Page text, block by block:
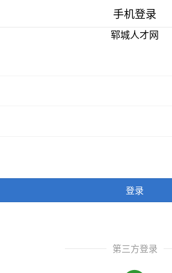
手机登录
郓城人才网
登录
第三方登录